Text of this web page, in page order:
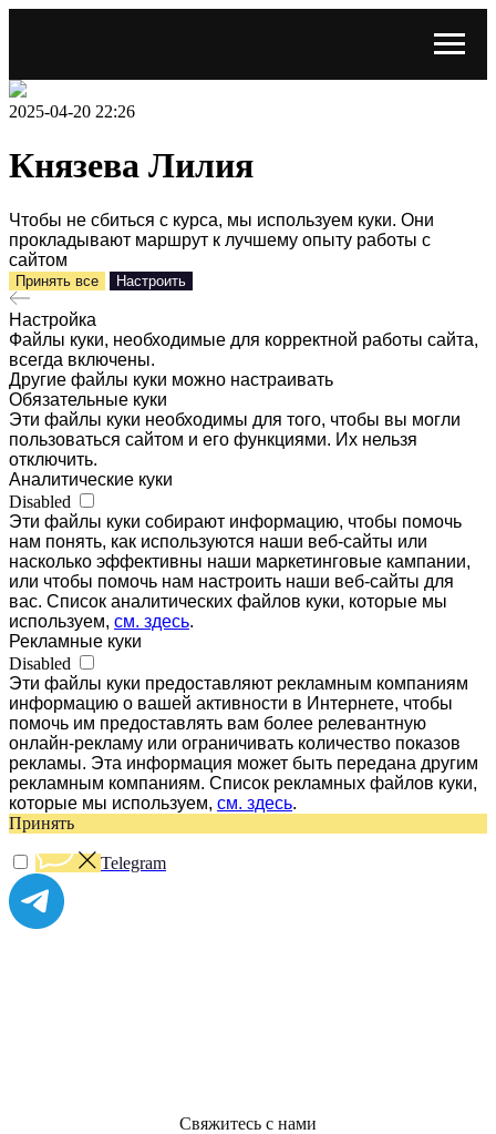
2025-04-20 22:26
Князева Лилия
Чтобы не сбиться с курса, мы используем куки. Они
прокладывают маршрут к лучшему опыту работы с
сайтом
Принять все Настроить
Настройка
Файлы куки, необходимые для корректной работы сайта,
всегда включены.
Другие файлы куки можно настраивать
Обязательные куки
Эти файлы куки необходимы для того, чтобы вы могли
пользоваться сайтом и его функциями. Их нельзя
отключить.
Аналитические куки
Disabled
Эти файлы куки собирают информацию, чтобы помочь
нам понять, как используются наши веб-сайты или
насколько эффективны наши маркетинговые кампании,
или чтобы помочь нам настроить наши веб-сайты для
вас. Список аналитических файлов куки, которые мы
используем, см. здесь.
Рекламные куки
Disabled
Эти файлы куки предоставляют рекламным компаниям
информацию о вашей активности в Интернете, чтобы
помочь им предоставлять вам более релевантную
онлайн-рекламу или ограничивать количество показов
рекламы. Эта информация может быть передана другим
рекламным компаниям. Список рекламных файлов куки,
которые мы используем, см. здесь.
Принять
Telegram
Свяжитесь с нами